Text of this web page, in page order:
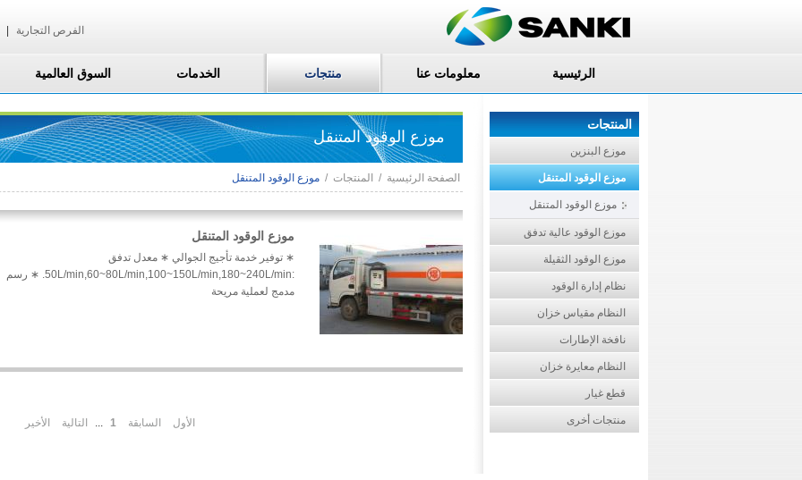
الفرص التجارية
الرئيسية معلومات عنا منتجات الخدمات السوق العالمية
المنتجات
موزع البنزين
موزع الوقود المتنقل
موزع الوقود المتنقل
موزع الوقود عالية تدفق
موزع الوقود الثقيلة
نظام إدارة الوقود
النظام مقياس خزان
نافخة الإطارات
النظام معايرة خزان
قطع غيار
منتجات أخرى
موزع الوقود المتنقل
الصفحة الرئيسية / المنتجات / موزع الوقود المتنقل
موزع الوقود المتنقل
∗ توفير خدمة تأجيج الجوالي ∗ معدل تدفق
:50L/min,60~80L/min,100~150L/min,180~240L/min. ∗ رسم
مدمج لعملية مريحة
الأول السابقة 1
... التالية الأخير